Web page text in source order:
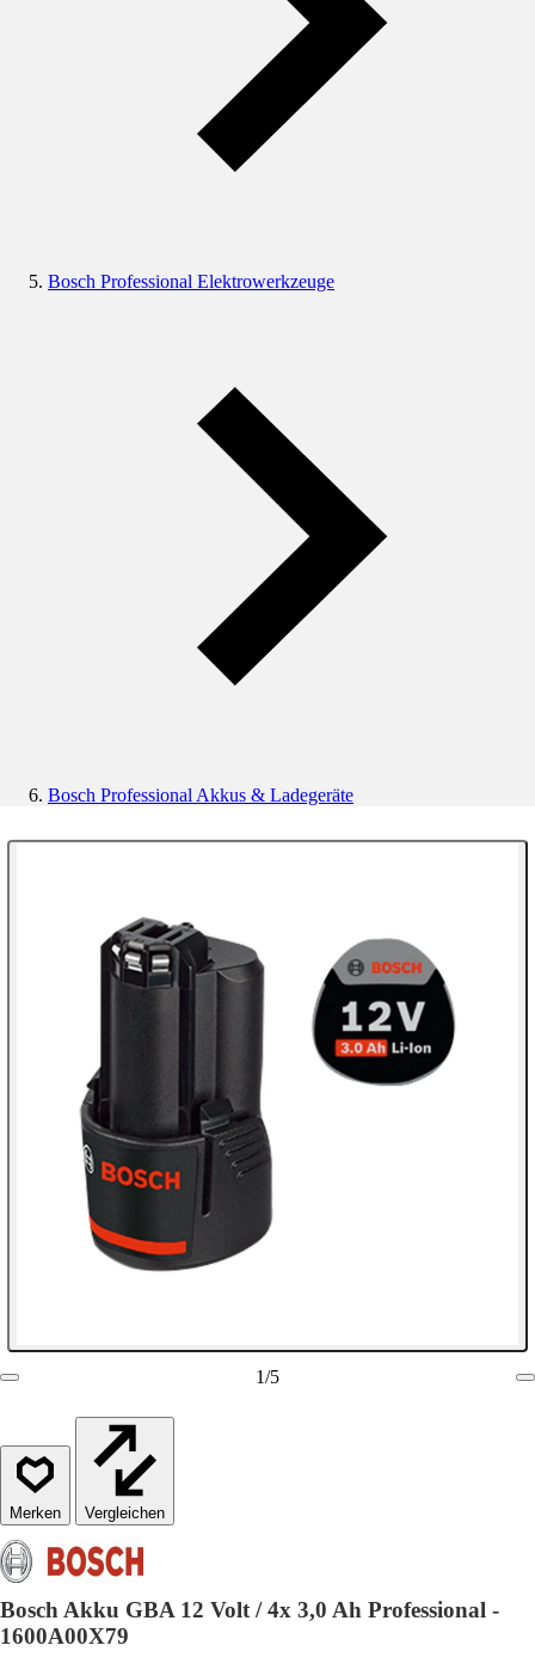
Bosch Professional Elektrowerkzeuge
Bosch Professional Akkus & Ladegeräte
1/5
Vergleichen
Bosch Akku GBA 12 Volt / 4x 3,0 Ah Professional -
1600A00X79